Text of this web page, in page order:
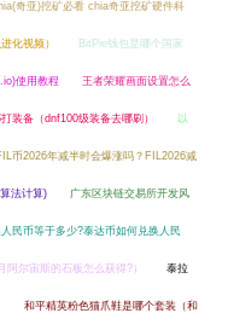
奇亚)挖矿必看 chia奇亚挖矿硬件科
化视频） BitPie钱包是哪个国家
使用教程 王者荣耀画面设置怎么
装备（dnf100级装备去哪刷） 以
币2026年减半时会爆涨吗？FIL2026减
法计算) 广东区块链交易所开发风
民币等于多少?泰达币如何兑换人民
尔宙斯的石板怎么获得?） 泰拉
和平精英粉色猫爪鞋是哪个套装（和